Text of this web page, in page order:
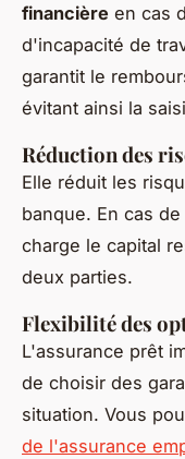
financière en cas
d'incapacité de
garantit le
évitant ainsi la
Réduction des
Elle réduit les
banque. En cas
charge le capital
deux parties.
Flexibilité des
L'assurance prêt
de choisir des
situation. Vous
de l'assurance